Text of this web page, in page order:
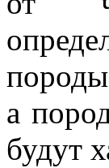
а
будут